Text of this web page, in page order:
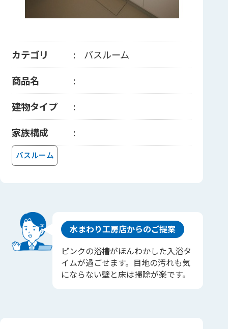
カテゴリ
バスルーム
商品名
建物タイプ
家族構成
バスルーム
水まわり工房店からのご提案
ピンクの浴槽がほんわかした入浴タ
イムが過ごせます。目地の汚れも気
にならない壁と床は掃除が楽です。